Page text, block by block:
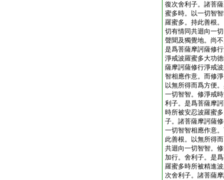
復次舍利子。諸菩
蜜多時。以一切智
羅蜜多。持此善根
切有情同共迴向一
聲聞及獨覺地。尚
是爲菩薩摩訶薩修
淨戒波羅蜜多大功
薩摩訶薩修行淨戒
智相應作意。而修
以無所得而爲方便
一切智智。修淨戒
利子。是爲菩薩摩
時所被安忍波羅蜜
子。諸菩薩摩訶薩
一切智智相應作意
此善根。以無所得
共迴向一切智智。
加行。舍利子。是
羅蜜多時所被精進
次舍利子。諸菩薩